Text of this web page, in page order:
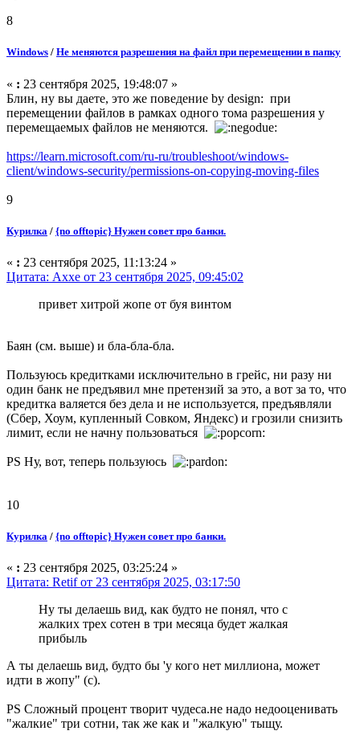
8
Windows / Не меняются разрешения на файл при перемещении в папку
« : 23 сентября 2025, 19:48:07 »
Блин, ну вы даете, это же поведение by design: при
перемещении файлов в рамках одного тома разрешения у
перемещаемых файлов не меняются.
https://learn.microsoft.com/ru-ru/troubleshoot/windows-
client/windows-security/permissions-on-copying-moving-files
9
Курилка / {no offtopic} Нужен совет про банки.
« : 23 сентября 2025, 11:13:24 »
Цитата: Axxe от 23 сентября 2025, 09:45:02
привет хитрой жопе от буя винтом
Баян (см. выше) и бла-бла-бла.
Пользуюсь кредитками исключительно в грейс, ни разу ни
один банк не предъявил мне претензий за это, а вот за то, что
кредитка валяется без дела и не используется, предъявляли
(Сбер, Хоум, купленный Совком, Яндекс) и грозили снизить
лимит, если не начну пользоваться
PS Ну, вот, теперь пользуюсь
10
Курилка / {no offtopic} Нужен совет про банки.
« : 23 сентября 2025, 03:25:24 »
Цитата: Retif от 23 сентября 2025, 03:17:50
Ну ты делаешь вид, как будто не понял, что с
жалких трех сотен в три месяца будет жалкая
прибыль
А ты делаешь вид, будто бы 'у кого нет миллиона, может
идти в жопу" (с).
PS Сложный процент творит чудеса.не надо недооценивать
"жалкие" три сотни, так же как и "жалкую" тыщу.